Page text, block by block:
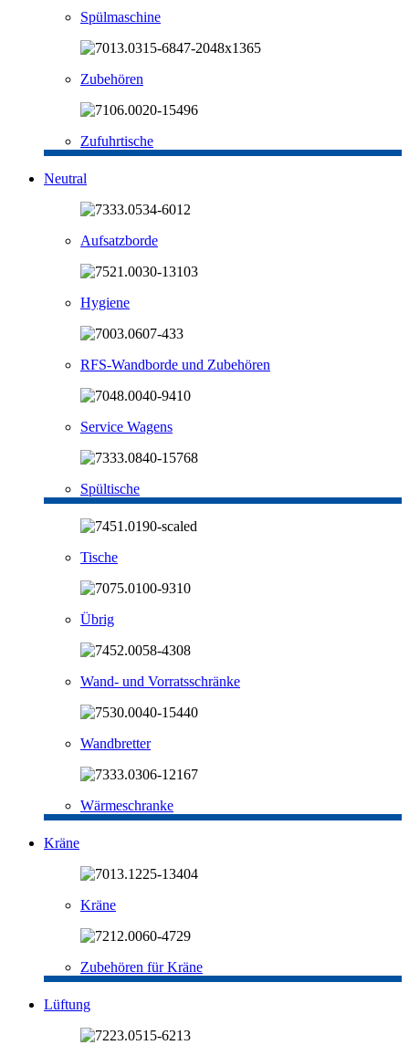
Spülmaschine
Zubehören
Zufuhrtische
Neutral
Aufsatzborde
Hygiene
RFS-Wandborde und Zubehören
Service Wagens
Spültische
Tische
Übrig
Wand- und Vorratsschränke
Wandbretter
Wärmeschranke
Kräne
Kräne
Zubehören für Kräne
Lüftung